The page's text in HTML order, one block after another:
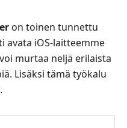
on toinen tunnettu
avata iOS‑laitteemme
murtaa neljä erilaista
Lisäksi tämä työkalu